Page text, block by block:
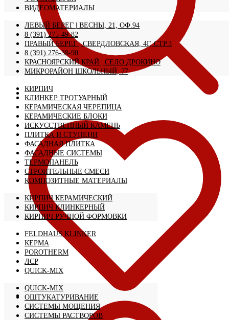
ВИДЕОМАТЕРИАЛЫ
ЛЕВЫЙ БЕРЕГ | ВЕСНЫ, 21, ОФ.94
8 (391) 275-49-82
ПРАВЫЙ БЕРЕГ | СВЕРДЛОВСКАЯ, 4Г, СТР.3
8 (391) 276-38-90
КРАСНОЯРСКИЙ КРАЙ | CЕЛО ДРОКИНО
МИКРОРАЙОН ШКОЛЬНЫЙ, 77
КИРПИЧ
КЛИНКЕР ТРОТУАРНЫЙ
КЕРАМИЧЕСКАЯ ЧЕРЕПИЦА
КЕРАМИЧЕСКИЕ БЛОКИ
ИСКУССТВЕННЫЙ КАМЕНЬ
ПЛИТКА И СТУПЕНИ
ФАСАДНАЯ ПЛИТКА
ФАСАДНЫЕ СИСТЕМЫ
ТЕРМОПАНЕЛЬ
СТРОИТЕЛЬНЫЕ СМЕСИ
КОМПОЗИТНЫЕ МАТЕРИАЛЫ
КИРПИЧ КЕРАМИЧЕСКИЙ
КИРПИЧ КЛИНКЕРНЫЙ
КИРПИЧ РУЧНОЙ ФОРМОВКИ
FELDHAUS KLINKER
КЕРМА
POROTHERM
ЛСР
QUICK-MIX
QUICK-MIX
ОШТУКАТУРИВАНИЕ
СИСТЕМЫ МОЩЕНИЯ
СИСТЕМЫ РАСТВОРОВ